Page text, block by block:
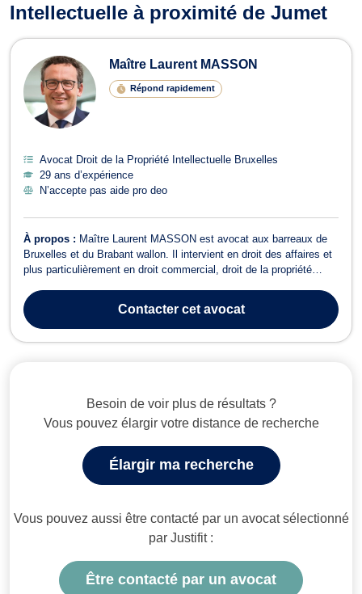
Intellectuelle à proximité de Jumet
Maître Laurent MASSON
Répond rapidement
Avocat Droit de la Propriété Intellectuelle Bruxelles
29 ans d’expérience
N’accepte pas aide pro deo
À propos : Maître Laurent MASSON est avocat aux barreaux de
Bruxelles et du Brabant wallon. Il intervient en droit des affaires et
plus particulièrement en droit commercial, droit de la propriété
la protection des données personnelles (RGPD). Il exerce en droit
co...
Contactercet avocat
Besoin de voir plus de résultats ?
Vous pouvez élargir votre distance de recherche
Élargir ma recherche
Vous pouvez aussi être contacté par un avocat sélectionné
par Justifit :
Être contacté par un avocat